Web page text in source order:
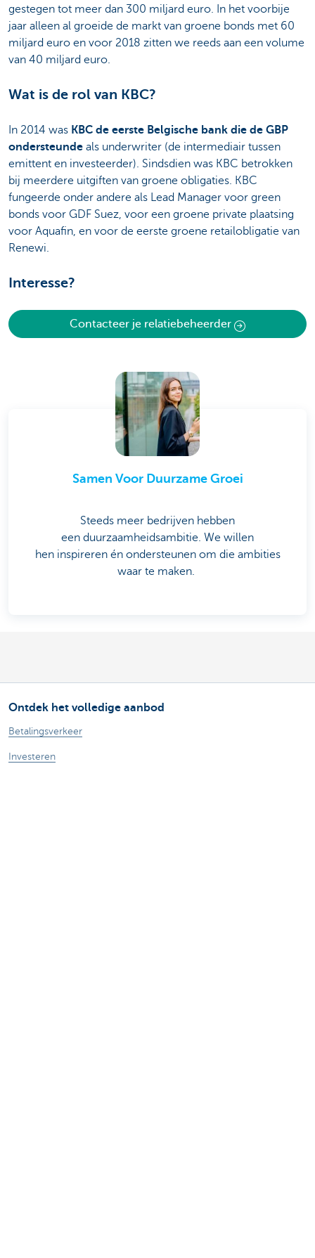
gestegen tot meer dan 300 miljard euro. In het voorbije
jaar alleen al groeide de markt van groene bonds met 60
miljard euro en voor 2018 zitten we reeds aan een volume
van 40 miljard euro.
Wat is de rol van KBC?
In 2014 was KBC de eerste Belgische bank die de GBP
ondersteunde als underwriter (de intermediair tussen
emittent en investeerder). Sindsdien was KBC betrokken
bij meerdere uitgiften van groene obligaties. KBC
fungeerde onder andere als Lead Manager voor green
bonds voor GDF Suez, voor een groene private plaatsing
voor Aquafin, en voor de eerste groene retailobligatie van
Renewi.
Interesse?
Contacteer je relatiebeheerder
Samen Voor Duurzame Groei
Steeds meer bedrijven hebben
een duurzaamheidsambitie. We willen
hen inspireren én ondersteunen om die ambities
waar te maken.
Ontdek het volledige aanbod
Betalingsverkeer
Investeren